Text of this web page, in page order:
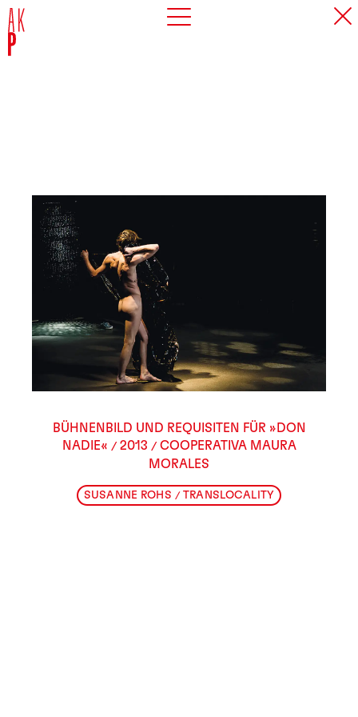
BÜHNENBILD UND REQUISITEN FÜR »DON
NADIE« /2013 /COOPERATIVA MAURA
MORALES
SUSANNE ROHS /TRANSLOCALITY